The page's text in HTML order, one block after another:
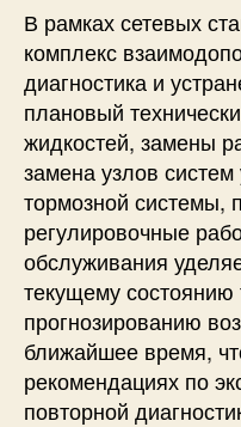
В рамках сетевых
комплекс
диагностика и
плановый
жидкостей, замены
замена узлов
тормозной системы,
регулировочные
обслуживания
текущему состоянию
прогнозированию
ближайшее время,
рекомендациях по
повторной